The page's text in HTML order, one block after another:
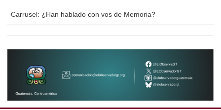
Carrusel: ¿Han hablado con vos de Memoria?